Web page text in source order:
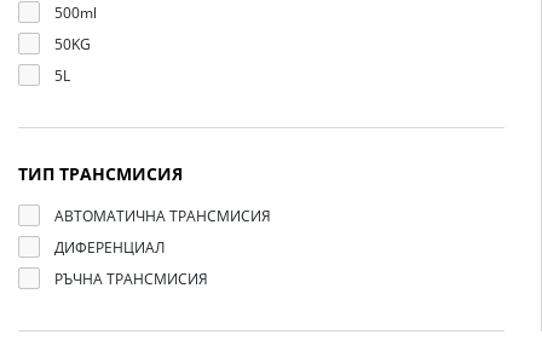
500ml
50KG
5L
ТИП ТРАНСМИСИЯ
АВТОМАТИЧНА ТРАНСМИСИЯ
ДИФЕРЕНЦИАЛ
РЪЧНА ТРАНСМИСИЯ